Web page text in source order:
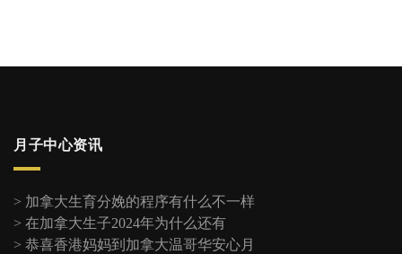
月子中心资讯
> 加拿大生育分娩的程序有什么不一样
> 在加拿大生子2024年为什么还有
> 恭喜香港妈妈到加拿大温哥华安心月